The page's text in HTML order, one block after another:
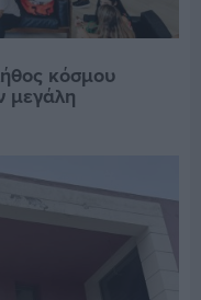
κόσμου
μεγάλη